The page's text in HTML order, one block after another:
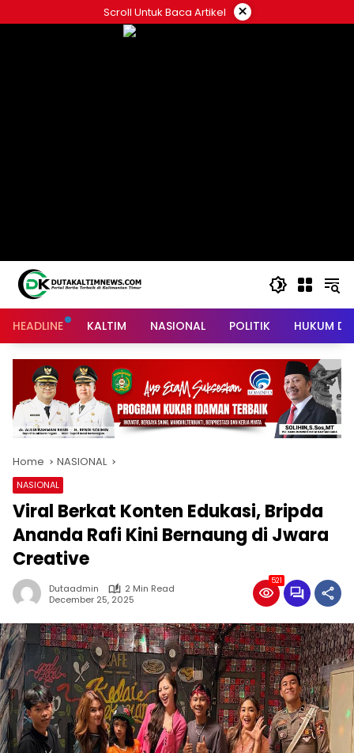
to
Scroll Untuk Baca Artikel ×
HEADLINE KALTIM NASIONAL POLITIK HUKUM
Home NASIONAL
NASIONAL
Viral Berkat Konten Edukasi, Bripda
Ananda Rafi Kini Bernaung di Jwara
Creative
Dutaadmin
2 Min Read
December 25, 2025
521